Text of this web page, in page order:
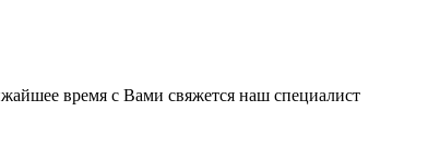
время с Вами свяжется наш специалист